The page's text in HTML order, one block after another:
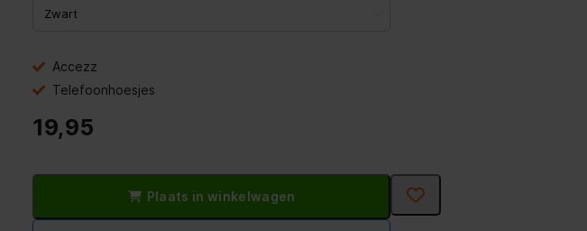
Accezz
Telefoonhoesjes
19,95
Plaats in winkelwagen